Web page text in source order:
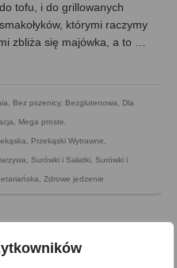
tofu, i do grillowanych
którymi raczymy
zbliża się majówka, a to …
, Bez pszenicy, Bezglutenowa, Dla
, Mega proste,
, Przekąski Wytrawne,
, Surówki i Sałatki, Surówki i
, Zdrowe jedzenie